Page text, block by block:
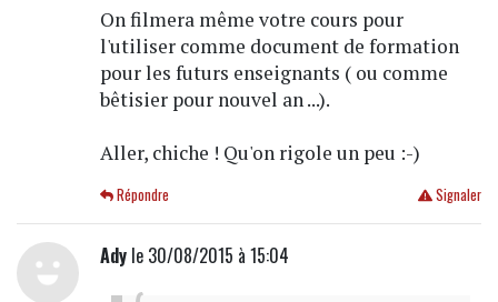
On filmera même votre cours pour
l'utiliser comme document de formation
pour les futurs enseignants ( ou comme
bêtisier pour nouvel an ...).
Aller, chiche ! Qu'on rigole un peu :-)
Signaler
Répondre
Adyle 30/08/2015 à 15:04